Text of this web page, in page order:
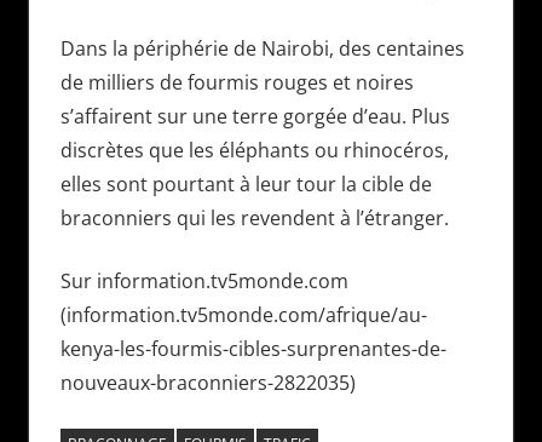
Dans la périphérie de Nairobi, des centaines
de milliers de fourmis rouges et noires
s’affairent sur une terre gorgée d’eau. Plus
discrètes que les éléphants ou rhinocéros,
elles sont pourtant à leur tour la cible de
braconniers qui les revendent à l’étranger.
Sur information.tv5monde.com
(information.tv5monde.com/afrique/au-
kenya-les-fourmis-cibles-surprenantes-de-
nouveaux-braconniers-2822035)